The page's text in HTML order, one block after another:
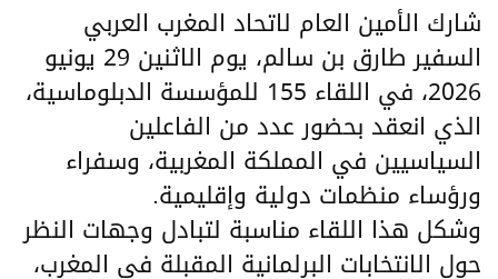
شارك الأمين العام لاتحاد المغرب العربي
السفير طارق بن سالم، يوم الاثنين 29 يونيو
2026، في اللقاء 155 للمؤسسة الدبلوماسية،
الذي انعقد بحضور عدد من الفاعلين
السياسيين في المملكة المغربية، وسفراء
ورؤساء منظمات دولية وإقليمية.
وشكل هذا اللقاء مناسبة لتبادل وجهات النظر
حول الانتخابات البرلمانية المقبلة في المغرب،